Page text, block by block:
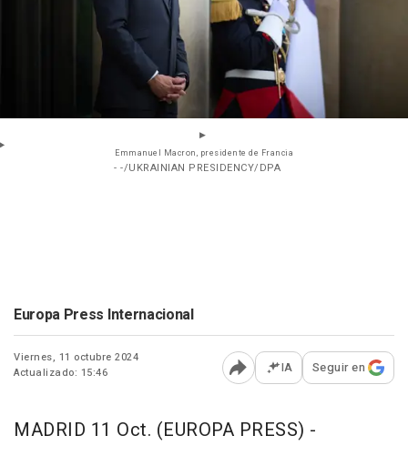
Emmanuel Macron, presidente de Francia
- -/UKRAINIAN PRESIDENCY/DPA
Europa Press Internacional
Viernes, 11 octubre 2024
Actualizado: 15:46
Abrir opciones para
IA Seguir en
MADRID 11 Oct. (EUROPA PRESS) -